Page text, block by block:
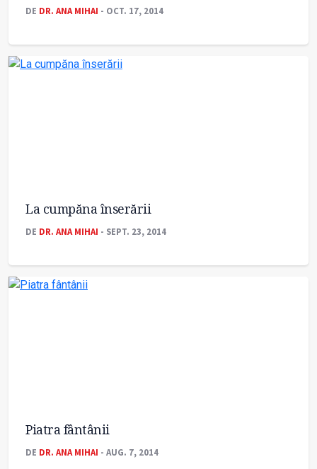
DE DR. ANA MIHAI - OCT. 17, 2014
La cumpăna înserării
DE DR. ANA MIHAI - SEPT. 23, 2014
Piatra fântânii
DE DR. ANA MIHAI - AUG. 7, 2014